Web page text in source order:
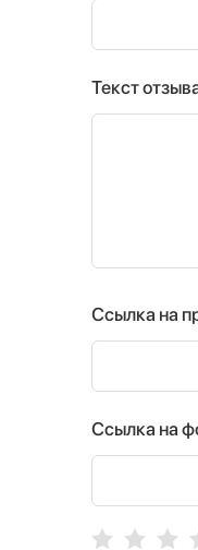
Текст
Ссылка на
Ссылка на